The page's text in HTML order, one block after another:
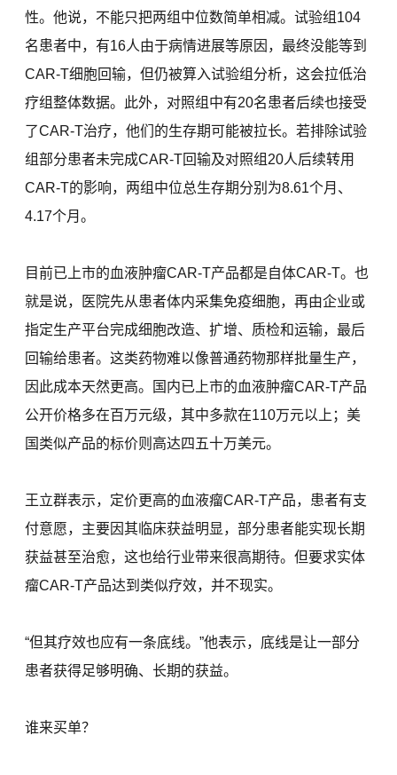
性。他说，不能只把两组中位数简单相减。试验组104
名患者中，有16人由于病情进展等原因，最终没能等到
CAR-T细胞回输，但仍被算入试验组分析，这会拉低治
疗组整体数据。此外，对照组中有20名患者后续也接受
了CAR-T治疗，他们的生存期可能被拉长。若排除试验
组部分患者未完成CAR-T回输及对照组20人后续转用
CAR-T的影响，两组中位总生存期分别为8.61个月、
4.17个月。
目前已上市的血液肿瘤CAR-T产品都是自体CAR-T。也
就是说，医院先从患者体内采集免疫细胞，再由企业或
指定生产平台完成细胞改造、扩增、质检和运输，最后
回输给患者。这类药物难以像普通药物那样批量生产，
因此成本天然更高。国内已上市的血液肿瘤CAR-T产品
公开价格多在百万元级，其中多款在110万元以上；美
国类似产品的标价则高达四五十万美元。
王立群表示，定价更高的血液瘤CAR-T产品，患者有支
付意愿，主要因其临床获益明显，部分患者能实现长期
获益甚至治愈，这也给行业带来很高期待。但要求实体
瘤CAR-T产品达到类似疗效，并不现实。
“但其疗效也应有一条底线。”他表示，底线是让一部分
患者获得足够明确、长期的获益。
谁来买单？